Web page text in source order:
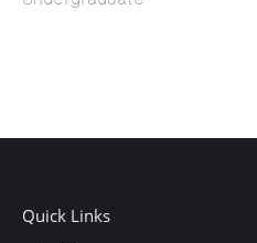
Quick Links